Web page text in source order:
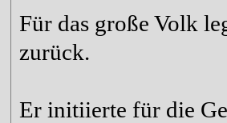
Für das große Volk
zurück.
Er initiierte für die